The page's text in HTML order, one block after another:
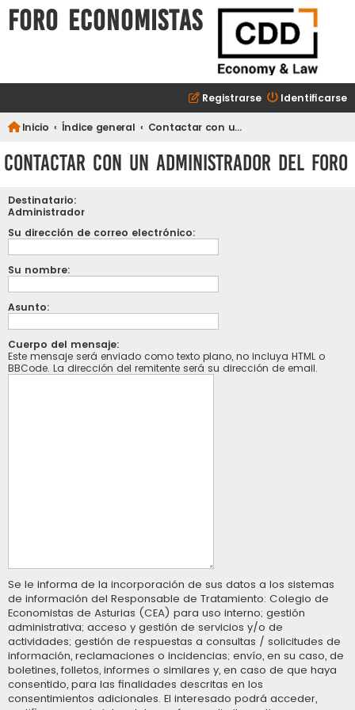
FORO ECONOMISTAS
Identificarse
Registrarse
Inicio Índice general Contactar con un Administrador del Foro
Contactar con un Administrador del Foro
Destinatario:
Administrador
Su dirección de correo electrónico:
Su nombre:
Asunto:
Cuerpo del mensaje:
Este mensaje será enviado como texto plano, no incluya HTML o
BBCode. La dirección del remitente será su dirección de email.
Se le informa de la incorporación de sus datos a los sistemas
de información del Responsable de Tratamiento: Colegio de
Economistas de Asturias (CEA) para uso interno; gestión
administrativa; acceso y gestión de servicios y/o de
actividades; gestión de respuestas a consultas / solicitudes de
información, reclamaciones o incidencias; envío, en su caso, de
boletines, folletos, informes o similares y, en caso de que haya
consentido, para las finalidades descritas en los
consentimientos adicionales. El interesado podrá acceder,